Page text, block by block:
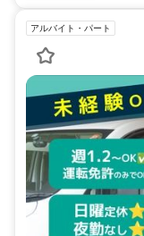
アルバイト・パート